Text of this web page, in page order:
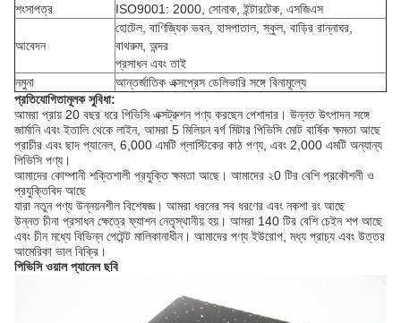
শংসাপত্র ISO9001: 2000, সোনাক, ইন্টারটেক, এসজিএস
আবেদন
হোটেল, বাণিজ্যিক ভবন, হাসপাতাল, স্কুল, বাড়ির রান্নাঘর,
বাথরুম, অন্দর
প্রসাধন এবং তাই
নমুনা
আন্তর্জাতিক এক্সপ্রেস ডেলিভারি সঙ্গে বিনামূল্যে
প্রতিযোগিতামূলক সুবিধা:
আমরা প্রায় 20 বছর ধরে পিভিসি এক্সট্রুশন পণ্য করছেন পেশাদার। উন্নত উৎপাদন সঙ্গে
জার্মানি এবং ইতালি থেকে লাইন, আমরা 5 মিলিয়ন বর্গ মিটার পিভিসি মোট বার্ষিক ক্ষমতা আছে
প্রাচীর এবং ছাদ প্যানেল, 6,000 এমটি প্লাস্টিকের কাঠ পণ্য, এবং 2,000 এমটি অন্যান্য
পিভিসি পণ্য।
আমাদের কোম্পানী শক্তিশালী প্রযুক্তি ক্ষমতা আছে। আমাদের ২0 টির বেশি প্রকৌশলী ও
প্রযুক্তিবিদ আছে
যারা নতুন পণ্য উন্নয়নশীল বিশেষজ্ঞ। আমরা ধরনের সব ধরণের এবং নকশা রং আছে
উন্নত চীনা প্রসাধন ক্ষেত্রে ফ্যাশন নেতৃস্থানীয় হয়। আমরা 140 টির বেশি চেইন শপ আছে
এবং চীন মধ্যে বিভিন্ন পেটেন্ট মালিকানাধীন। আমাদের পণ্য ইউরোপ, মধ্য প্রাচ্য এবং উত্তর
আমেরিকা ভাল বিক্রি।
পিভিসি ওয়াল প্যানেল ছবি